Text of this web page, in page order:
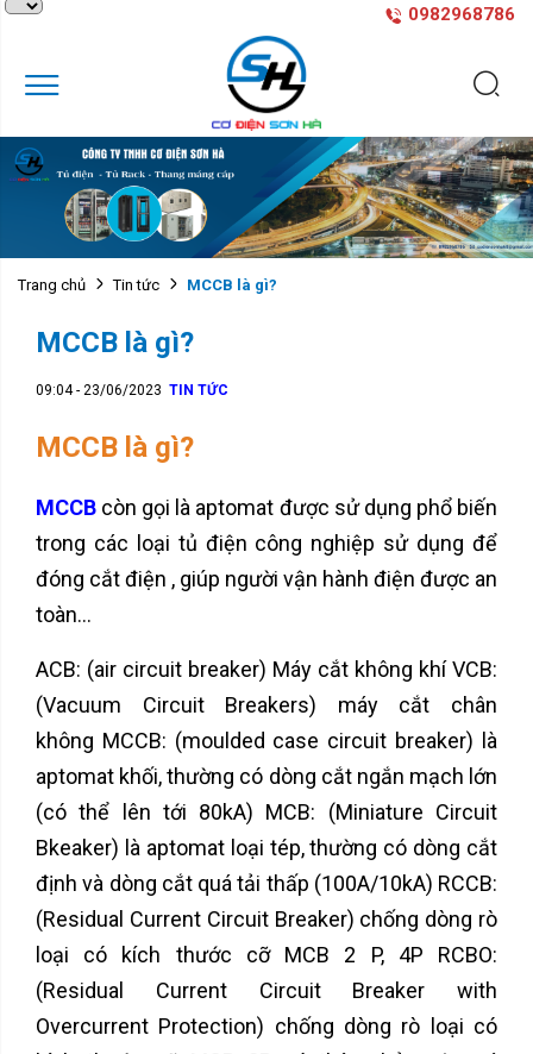
0982968786
Trang chủ Tin tức MCCB là gì?
MCCB là gì?
09:04 - 23/06/2023 TIN TỨC
MCCB là gì?
MCCB còn gọi là aptomat được sử dụng phổ biến
trong các loại tủ điện công nghiệp sử dụng để
đóng cắt điện , giúp người vận hành điện được an
toàn...
ACB: (air circuit breaker) Máy cắt không khí VCB:
(Vacuum Circuit Breakers) máy cắt chân
không MCCB: (moulded case circuit breaker) là
aptomat khối, thường có dòng cắt ngắn mạch lớn
(có thể lên tới 80kA) MCB: (Miniature Circuit
Bkeaker) là aptomat loại tép, thường có dòng cắt
định và dòng cắt quá tải thấp (100A/10kA) RCCB:
(Residual Current Circuit Breaker) chống dòng rò
loại có kích thước cỡ MCB 2 P, 4P RCBO:
(Residual Current Circuit Breaker with
Overcurrent Protection) chống dòng rò loại có